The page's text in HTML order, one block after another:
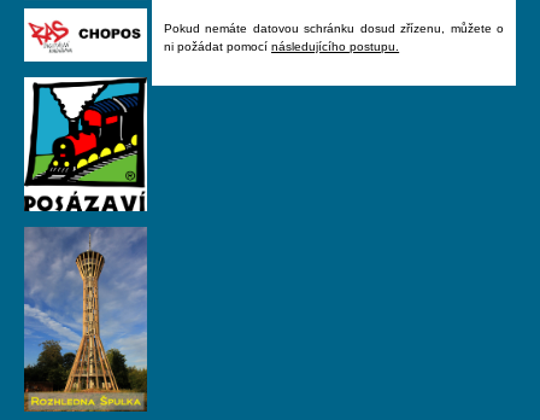
Pokud nemáte datovou schránku dosud zřízenu, můžete o
ni požádat pomocínásledujícího postupu.